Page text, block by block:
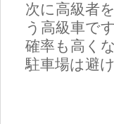
次に高級者
う高級車で
確率も高く
駐車場は避